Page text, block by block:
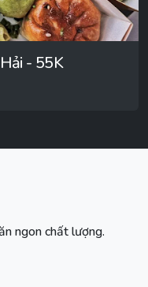
- 55K
ngon chất lượng.